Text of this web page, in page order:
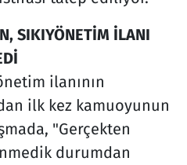
SIKIYÖNETİM İLANI
ilanının
ilk kez kamuoyunun
"Gerçekten
durumdan